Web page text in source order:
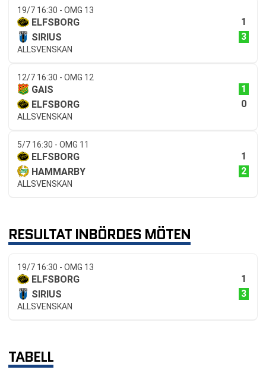
19/7 16:30 - OMG 13
ELFSBORG
1
SIRIUS
3
ALLSVENSKAN
12/7 16:30 - OMG 12
GAIS
1
ELFSBORG
0
ALLSVENSKAN
5/7 16:30 - OMG 11
ELFSBORG
1
HAMMARBY
2
ALLSVENSKAN
RESULTAT INBÖRDES MÖTEN
19/7 16:30 - OMG 13
ELFSBORG
1
SIRIUS
3
ALLSVENSKAN
TABELL